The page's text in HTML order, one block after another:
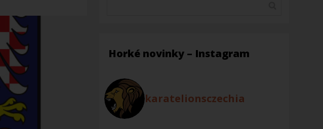
Horké novinky – Instagram
karatelionsczechia